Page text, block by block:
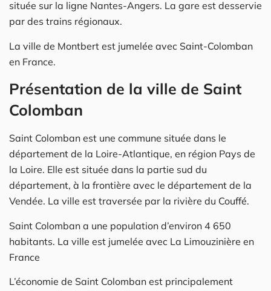
située sur la ligne Nantes-Angers. La gare est desservie
par des trains régionaux.
La ville de Montbert est jumelée avec Saint-Colomban
en France.
Présentation de la ville de Saint
Colomban
Saint Colomban est une commune située dans le
département de la Loire-Atlantique, en région Pays de
la Loire. Elle est située dans la partie sud du
département, à la frontière avec le département de la
Vendée. La ville est traversée par la rivière du Couffé.
Saint Colomban a une population d’environ 4 650
habitants. La ville est jumelée avec La Limouzinière en
France
L’économie de Saint Colomban est principalement